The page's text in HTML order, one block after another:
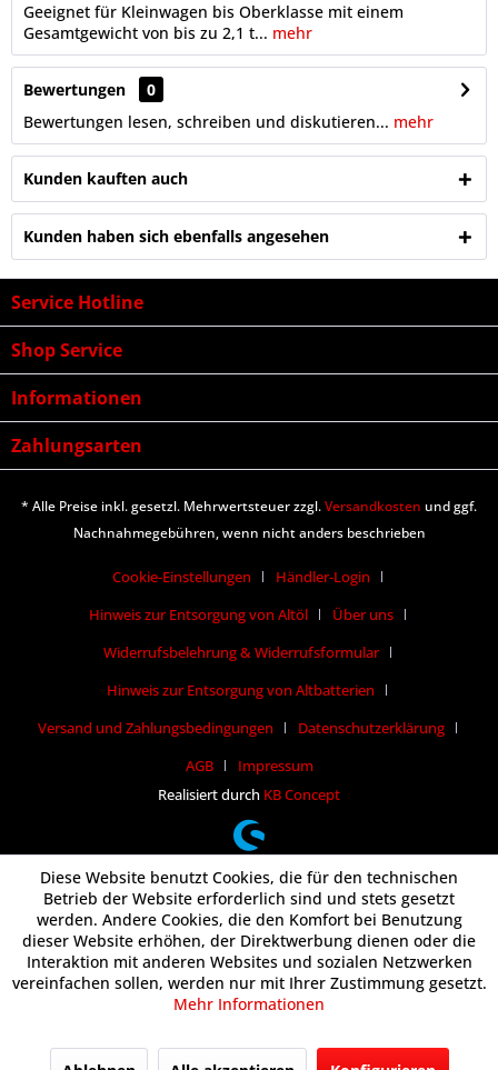
Geeignet für Kleinwagen bis Oberklasse mit einem
Gesamtgewicht von bis zu 2,1 t... mehr
Bewertungen
0
Bewertungen lesen, schreiben und diskutieren... mehr
Kunden kauften auch
Kunden haben sich ebenfalls angesehen
Service Hotline
Shop Service
Informationen
Zahlungsarten
* Alle Preise inkl. gesetzl. Mehrwertsteuer zzgl.Versandkosten und ggf.
Nachnahmegebühren, wenn nicht anders beschrieben
Cookie-Einstellungen
Händler-Login
Hinweis zur Entsorgung von Altöl
Über uns
Widerrufsbelehrung & Widerrufsformular
Hinweis zur Entsorgung von Altbatterien
Versand und Zahlungsbedingungen
Datenschutzerklärung
AGB
Impressum
Realisiert durch KB Concept
Diese Website benutzt Cookies, die für den technischen
Betrieb der Website erforderlich sind und stets gesetzt
werden. Andere Cookies, die den Komfort bei Benutzung
dieser Website erhöhen, der Direktwerbung dienen oder die
Interaktion mit anderen Websites und sozialen Netzwerken
vereinfachen sollen, werden nur mit Ihrer Zustimmung gesetzt.
Mehr Informationen